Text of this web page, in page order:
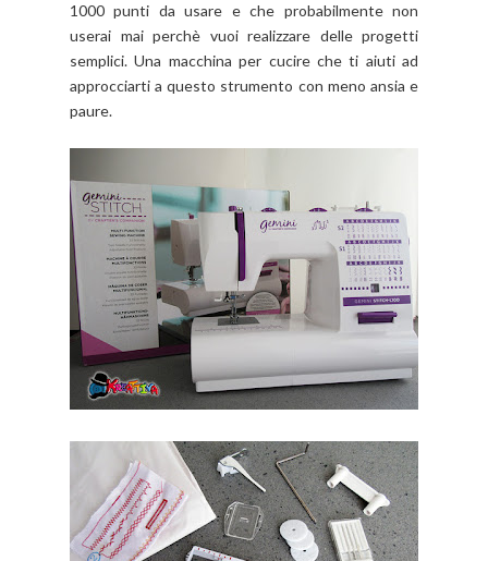
1000 punti da usare e che probabilmente non
userai mai perchè vuoi realizzare delle progetti
semplici. Una macchina per cucire che ti aiuti ad
approcciarti a questo strumento con meno ansia e
paure.